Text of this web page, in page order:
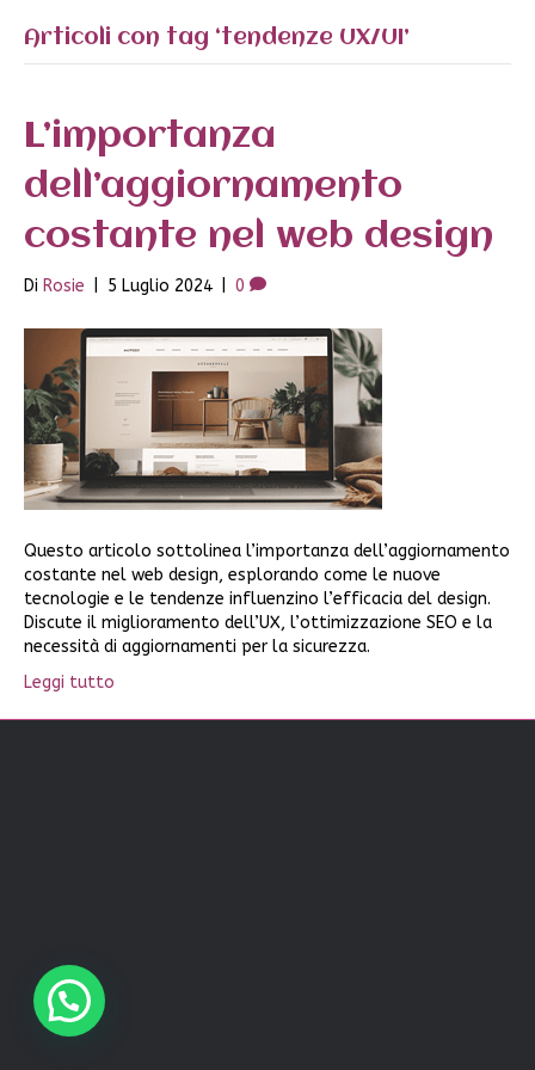
Articoli con tag ‘tendenze UX/UI’
L’importanza
dell’aggiornamento
costante nel web design
Di Rosie 5 Luglio 2024 0
Questo articolo sottolinea l’importanza dell’aggiornamento
costante nel web design, esplorando come le nuove
tecnologie e le tendenze influenzino l’efficacia del design.
Discute il miglioramento dell’UX, l’ottimizzazione SEO e la
necessità di aggiornamenti per la sicurezza.
Leggi tutto